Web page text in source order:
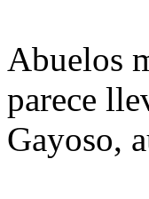
Abuelos
parece
Gayoso,